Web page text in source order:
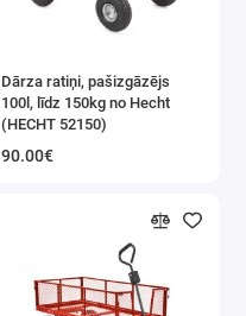
Dārza ratiņi, pašizgāzējs
100l, līdz 150kg no Hecht
(HECHT 52150)
90.00€